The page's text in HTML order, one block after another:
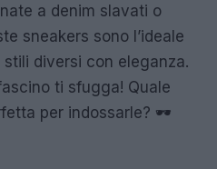
a denim slavati o
sneakers sono l’ideale
diversi con eleganza.
ti sfugga! Quale
per indossarle? 🕶️